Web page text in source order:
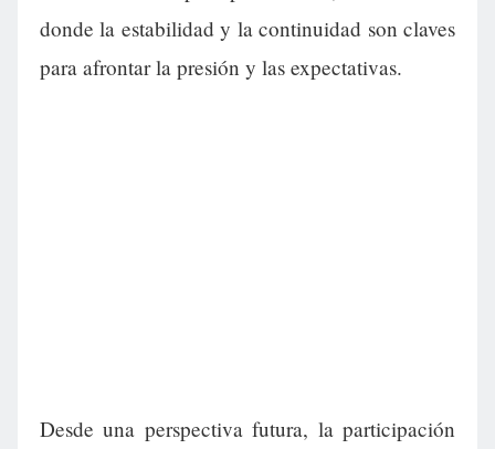
donde la estabilidad y la continuidad son claves
para afrontar la presión y las expectativas.
Desde una perspectiva futura, la participación